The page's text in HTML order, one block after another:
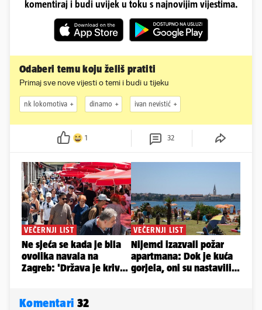
komentiraj i budi uvijek u toku s najnovijim vijestima.
Odaberi temu koju želiš pratiti
Primaj sve nove vijesti o temi i budi u tijeku
nk lokomotiva dinamo ivan nevistić
1 32
Komentari 32